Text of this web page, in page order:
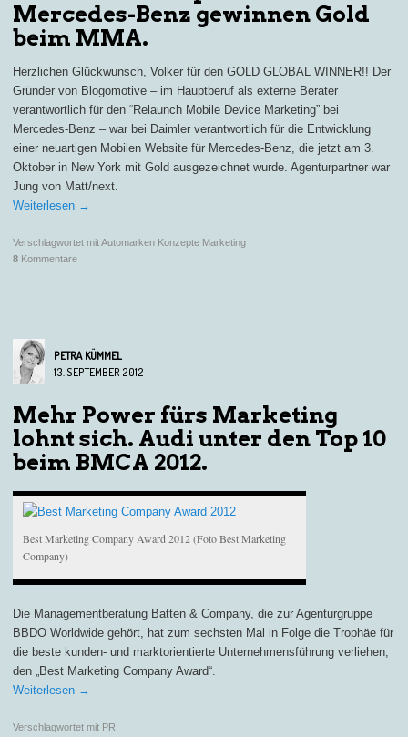
Mercedes-Benz gewinnen Gold
beim MMA.
Herzlichen Glückwunsch, Volker für den GOLD GLOBAL WINNER!! Der
Gründer von Blogomotive – im Hauptberuf als externe Berater
verantwortlich für den “Relaunch Mobile Device Marketing” bei
Mercedes-Benz – war bei Daimler verantwortlich für die Entwicklung
einer neuartigen Mobilen Website für Mercedes-Benz, die jetzt am 3.
Oktober in New York mit Gold ausgezeichnet wurde. Agenturpartner war
Jung von Matt/next.
Weiterlesen →
Verschlagwortet mitAutomarken Konzepte Marketing
8 Kommentare
PETRA KÜMMEL
13. SEPTEMBER 2012
Mehr Power fürs Marketing
lohnt sich. Audi unter den Top 10
beim BMCA 2012.
Best Marketing Company Award 2012 (Foto Best Marketing
Company)
Die Managementberatung Batten & Company, die zur Agenturgruppe
BBDO Worldwide gehört, hat zum sechsten Mal in Folge die Trophäe für
die beste kunden- und marktorientierte Unternehmensführung verliehen,
den „Best Marketing Company Award“.
Weiterlesen →
Verschlagwortet mit PR